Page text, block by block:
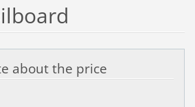
about the price